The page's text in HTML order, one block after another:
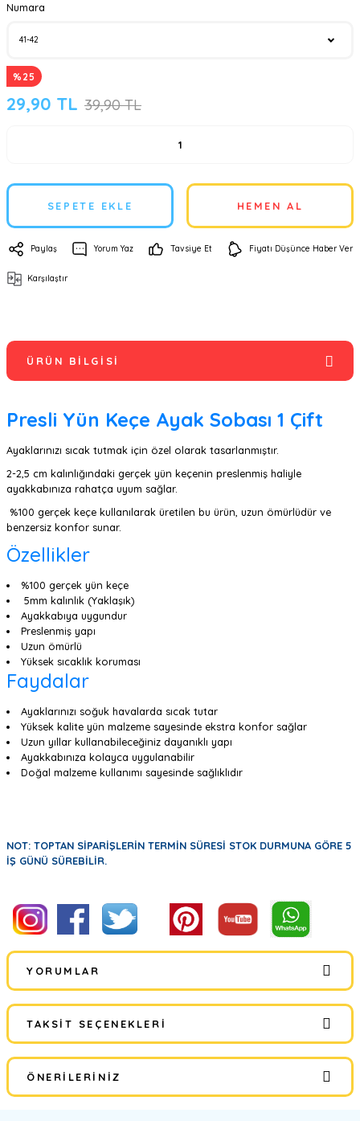
Numara
%25
29,90 TL 39,90 TL
SEPETE EKLE HEMEN AL
Paylaş Yorum Yaz Tavsiye Et Fiyatı Düşünce Haber Ver
Karşılaştır
ÜRÜN BILGISI
Presli Yün Keçe Ayak Sobası 1 Çift
Ayaklarınızı sıcak tutmak için özel olarak tasarlanmıştır.
2-2,5 cm kalınlığındaki gerçek yün keçenin preslenmiş haliyle
ayakkabınıza rahatça uyum sağlar.
%100 gerçek keçe kullanılarak üretilen bu ürün, uzun ömürlüdür ve
benzersiz konfor sunar.
Özellikler
%100 gerçek yün keçe
5mm kalınlık (Yaklaşık)
Ayakkabıya uygundur
Preslenmiş yapı
Uzun ömürlü
Yüksek sıcaklık koruması
Faydalar
Ayaklarınızı soğuk havalarda sıcak tutar
Yüksek kalite yün malzeme sayesinde ekstra konfor sağlar
Uzun yıllar kullanabileceğiniz dayanıklı yapı
Ayakkabınıza kolayca uygulanabilir
Doğal malzeme kullanımı sayesinde sağlıklıdır
NOT: TOPTAN SİPARİŞLERİN TERMİN SÜRESİ STOK DURMUNA GÖRE 5
İŞ GÜNÜ SÜREBİLİR.
YORUMLAR
Bu ürüne ilk yorumu siz yapın!
Yorum Yaz
TAKSIT SEÇENEKLERI
ÖNERILERINIZ